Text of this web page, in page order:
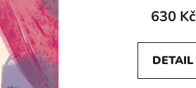
630 Kč
DETAIL